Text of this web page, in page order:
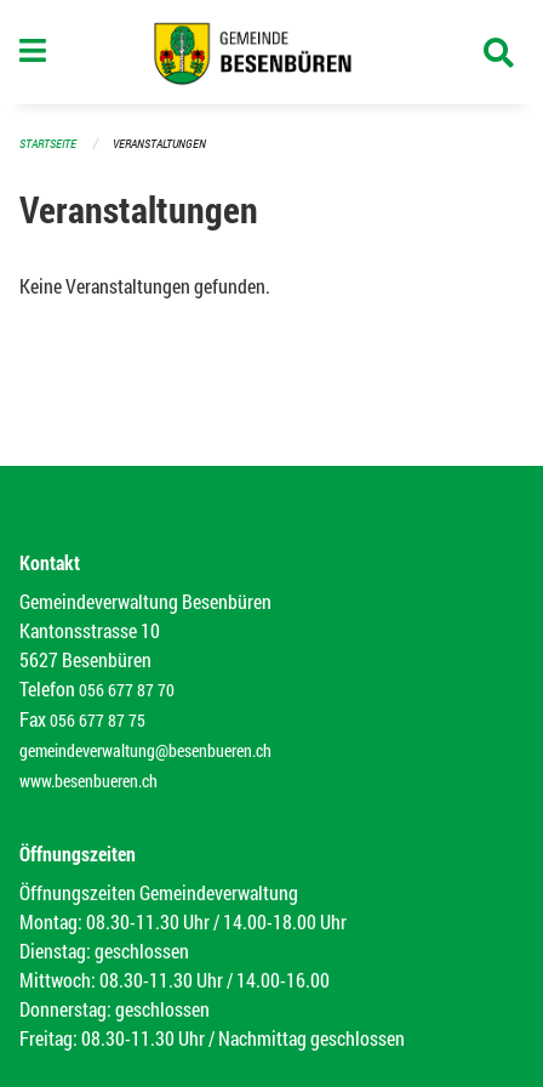
STARTSEITE VERANSTALTUNGEN
Veranstaltungen
Keine Veranstaltungen gefunden.
Kontakt
Gemeindeverwaltung Besenbüren
Kantonsstrasse 10
5627 Besenbüren
Telefon 056 677 87 70
Fax056 677 87 75
gemeindeverwaltung@besenbueren.ch
www.besenbueren.ch
Öffnungszeiten
Öffnungszeiten Gemeindeverwaltung
Montag: 08.30-11.30 Uhr / 14.00-18.00 Uhr
Dienstag: geschlossen
Mittwoch: 08.30-11.30 Uhr / 14.00-16.00
Donnerstag: geschlossen
Freitag: 08.30-11.30 Uhr / Nachmittag geschlossen